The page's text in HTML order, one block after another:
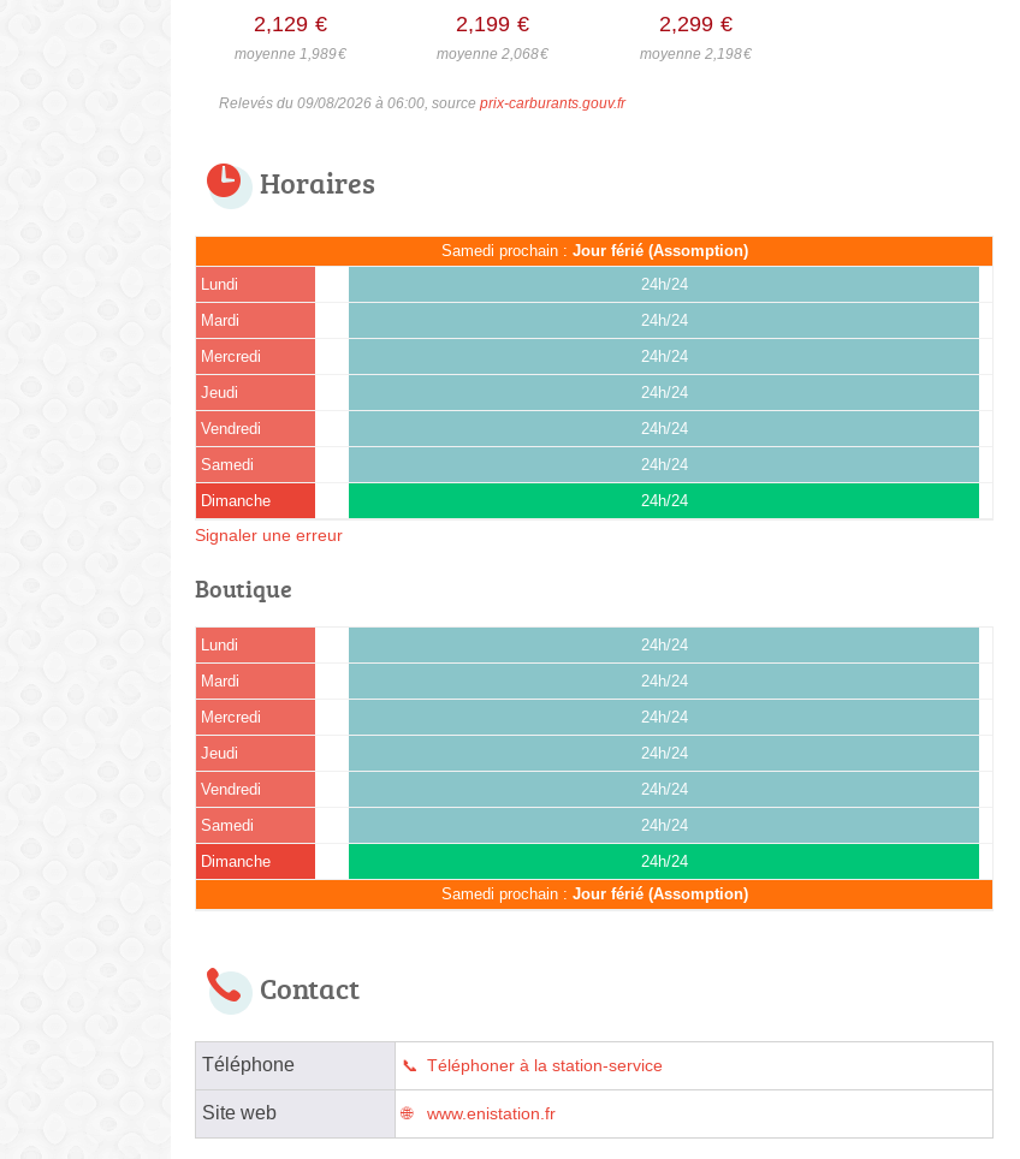
2,129 €
moyenne 1,989€
2,199 €
moyenne 2,068€
2,299 €
moyenne 2,198€
Relevés du 09/08/2026 à 06:00, source prix-carburants.gouv.fr
Horaires
Samedi prochain : Jour férié (Assomption)
Lundi
24h/24
Mardi 24h/24
Mercredi 24h/24
Jeudi 24h/24
Vendredi 24h/24
Samedi 24h/24
Dimanche 24h/24
Signaler une erreur
Boutique
Lundi 24h/24
Mardi 24h/24
Mercredi 24h/24
Jeudi 24h/24
Vendredi 24h/24
Samedi 24h/24
Dimanche
24h/24
Samedi prochain : Jour férié (Assomption)
Contact
Téléphone Téléphoner à la station-service
Site web www.enistation.fr